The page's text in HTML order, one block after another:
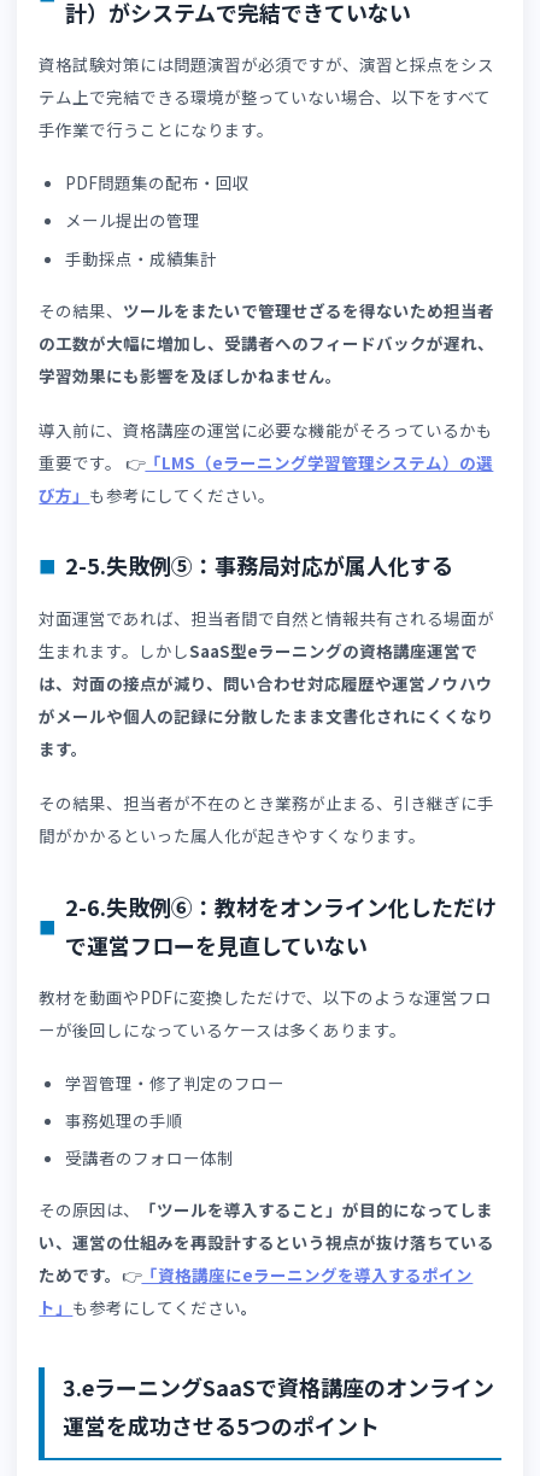
2-3.失敗例③：事務業務（申込・アカウン
発行・修了証）がシステムで完結できてい
い
証発行などの事務業務が、Excelやメールで管理されてい
ースがあります。
その原因は、システムが資格講座の運営要件に対応してい
いからです。ツールをまたいで管理せざるを得ないうえに
漏れが起きやすくなります。
なお、当社manabi+ school
ールやスプレッドシートで受講者を管理することなく、1
のシステム内で完結できるようになります。
2-4.失敗例④：学習業務（演習・採点・集
計）がシステムで完結できていない
資格試験対策には問題演習が必須ですが、演習と採点をシ
テム上で完結できる環境が整っていない場合、以下をすべ
PDF問題集の配布・回収
メール提出の管理
手動採点・成績集計
の工数が大幅に増加し、受講者へのフィードバックが遅れ
学習効果にも影響を及ぼしかねません。
導入前に、資格講座の運営に必要な機能がそろっているか
重要です。👉「LMS（eラーニング学習管理システム）の
び方」も参考にしてください。
対面運営であれば、担当者間で自然と情報共有される場面
生まれます。しかしSaaS型eラーニングの資格講座運営で